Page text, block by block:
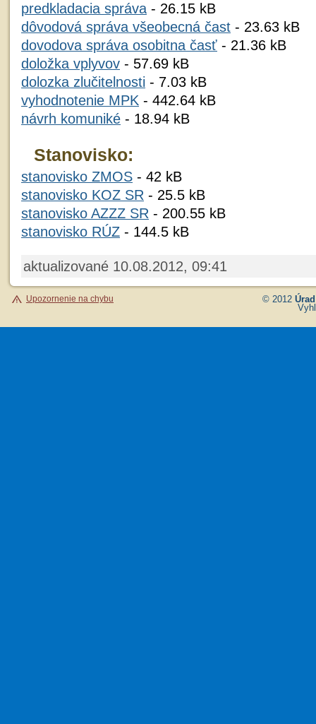
predkladacia správa - 26.15 kB
dôvodová správa všeobecná čast - 23.63 kB
dovodova správa osobitna časť - 21.36 kB
doložka vplyvov - 57.69 kB
dolozka zlučitelnosti - 7.03 kB
vyhodnotenie MPK - 442.64 kB
návrh komuniké - 18.94 kB
Stanovisko:
stanovisko ZMOS - 42 kB
stanovisko KOZ SR - 25.5 kB
stanovisko AZZZ SR - 200.55 kB
stanovisko RÚZ - 144.5 kB
aktualizované 10.08.2012, 09:41
Upozornenie na chybu © 2012